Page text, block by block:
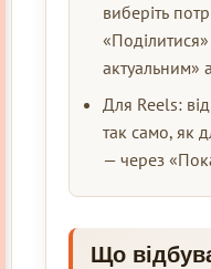
виберіть
актуальним»
Для Reels:
так само, як
— через
Що